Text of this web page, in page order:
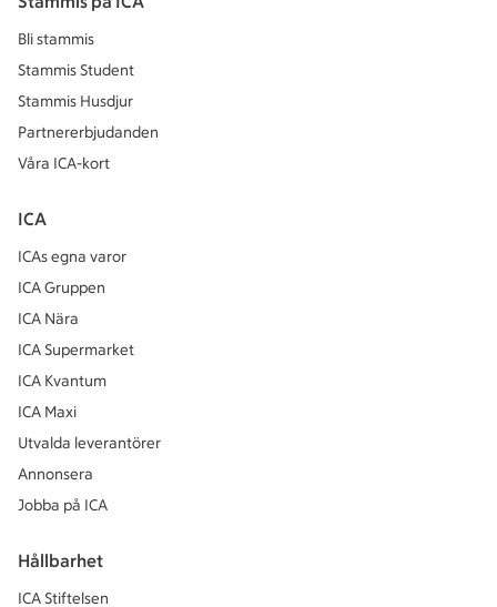
Bli stammis
Stammis Student
Stammis Husdjur
Partnererbjudanden
Våra ICA-kort
ICA
ICAs egna varor
ICA Gruppen
ICA Nära
ICA Supermarket
ICA Kvantum
ICA Maxi
Utvalda leverantörer
Annonsera
Jobba på ICA
Hållbarhet
ICA Stiftelsen